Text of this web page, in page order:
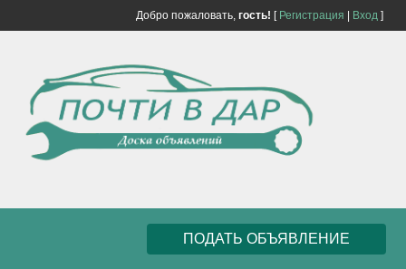
Добро пожаловать, гость! [ Регистрация Вход]
ПОДАТЬ ОБЪЯВЛЕНИЕ